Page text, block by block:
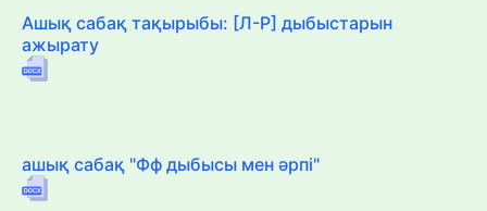
Ашық сабақ тақырыбы: [Л-Р] дыбыстарын
ажырату
ашық сабақ "Фф дыбысы мен әрпі"